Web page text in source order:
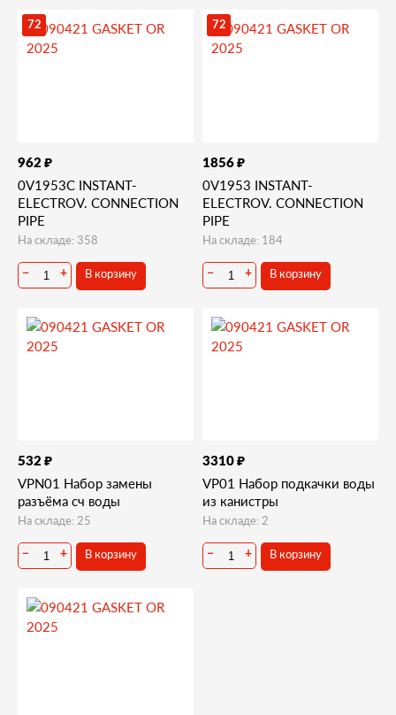
72
962 ₽
0V1953C INSTANT-
ELECTROV. CONNECTION
PIPE
На складе: 358
− + В корзину
72
1856 ₽
0V1953 INSTANT-
ELECTROV. CONNECTION
PIPE
На складе: 184
− + В корзину
532 ₽
VPN01 Набор замены
разъёма сч воды
На складе: 25
− + В корзину
3310 ₽
VP01 Набор подкачки воды
из канистры
На складе: 2
− + В корзину